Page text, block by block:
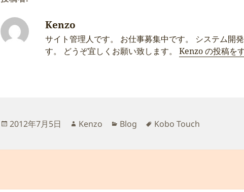
Kenzo
サイト管理人です。 お仕事募集中です。 システム開
す。 どうぞ宜しくお願い致します。Kenzo の投稿を
投
日:
2012年7月5日
作
者
Kenzo
カ
ゴ
Blog
タ
Kobo Touch